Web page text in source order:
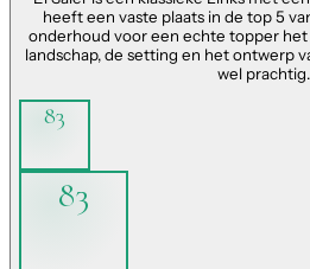
heeft een vaste plaats in de top 5
onderhoud voor een echte topper
landschap, de setting en het ontwerp
wel prachtig.
83
83